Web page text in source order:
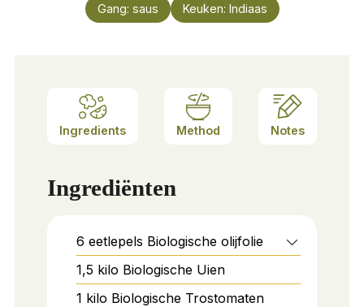
Gang: saus Keuken: Indiaas
Ingredients Method Notes
Ingrediënten
6 eetlepels Biologische olijfolie
1,5 kilo Biologische Uien
1 kilo Biologische Trostomaten